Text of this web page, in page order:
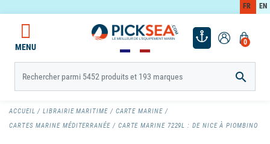
FR EN
0
MENU

ACCUEIL LIBRAIRIE MARITIME
CARTE MARINE
CARTES MARINE MÉDITERRANÉE
CARTE MARINE 7229L : DE NICE À PIOMBINO